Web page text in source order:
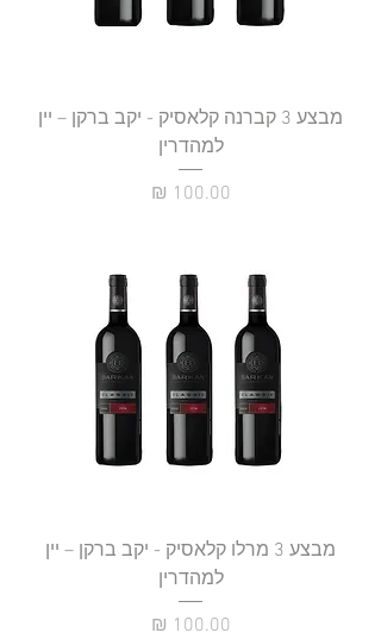
מבצע 3 קברנה קלאסיק - יקב ברקן – יין
למהדרין
מחיר
מבצע 3 מרלו קלאסיק - יקב ברקן – יין
למהדרין
מחיר